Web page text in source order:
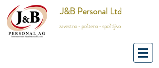
J&B Personal Ltd
zavestno - pošteno - spoštljivo